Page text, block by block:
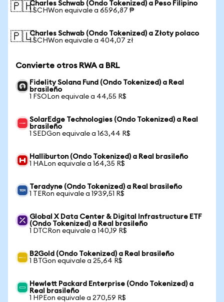
🇵🇭Charles Schwab (Ondo Tokenized) a Peso Filipino
1 SCHWon equivale a 6596,87 ₱
🇵🇱Charles Schwab (Ondo Tokenized) a Złoty polaco
1 SCHWon equivale a 404,07 zł
Convierte otros RWA a BRL
Fidelity Solana Fund (Ondo Tokenized) a Real
brasileño
1 FSOLon equivale a 44,55 R$
SolarEdge Technologies (Ondo Tokenized) a Real
brasileño
1 SEDGon equivale a 163,44 R$
Halliburton (Ondo Tokenized) a Real brasileño
1 HALon equivale a 164,35 R$
Teradyne (Ondo Tokenized) a Real brasileño
1 TERon equivale a 1939,51 R$
Global X Data Center & Digital Infrastructure ETF
(Ondo Tokenized) a Real brasileño
1 DTCRon equivale a 140,19 R$
B2Gold (Ondo Tokenized) a Real brasileño
1 BTGon equivale a 25,64 R$
Hewlett Packard Enterprise (Ondo Tokenized) a
Real brasileño
1 HPEon equivale a 270,59 R$